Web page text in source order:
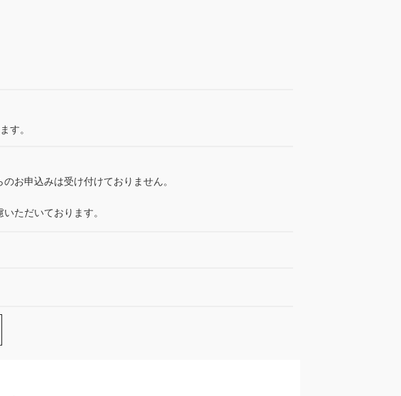
す。
お申込みは受け付けておりません。
ただいております。